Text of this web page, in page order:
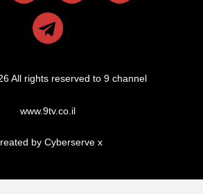
All rights reserved to 9 channel
www.9tv.co.il
by Cyberserve x